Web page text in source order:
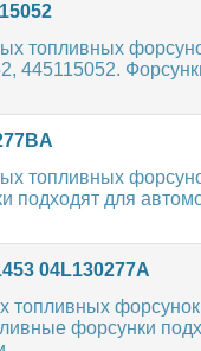
топливных
445115052.
топливных
подходят для
04L130277A
топливных
форсунки